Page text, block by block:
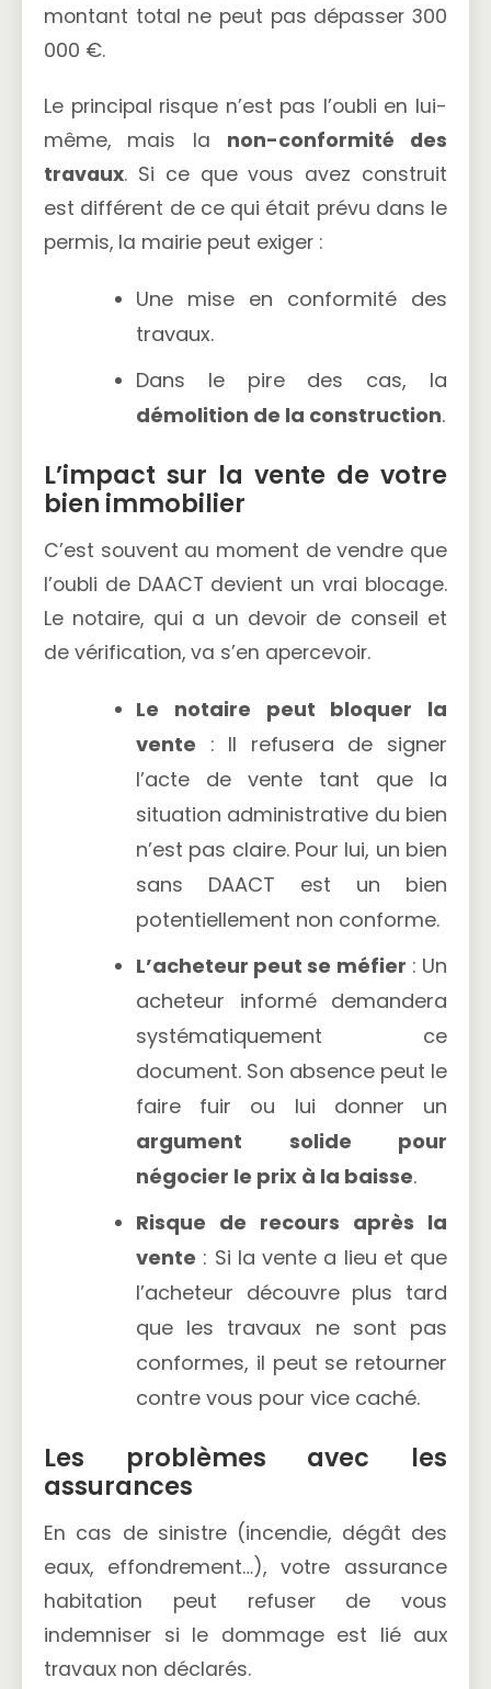
montant total ne peut pas dépasser 300
000 €.
Le principal risque n’est pas l’oubli en lui-
même, mais la non-conformité des
travaux. Si ce que vous avez construit
est différent de ce qui était prévu dans le
permis, la mairie peut exiger :
Une mise en conformité des
travaux.
Dans le pire des cas, la
démolition de la construction.
L’impact sur la vente de votre
bien immobilier
C’est souvent au moment de vendre que
l’oubli de DAACT devient un vrai blocage.
Le notaire, qui a un devoir de conseil et
de vérification, va s’en apercevoir.
Le notaire peut bloquer la
vente : Il refusera de signer
l’acte de vente tant que la
situation administrative du bien
n’est pas claire. Pour lui, un bien
sans DAACT est un bien
potentiellement non conforme.
L’acheteur peut se méfier : Un
acheteur informé demandera
systématiquement ce
document. Son absence peut le
faire fuir ou lui donner un
argument solide pour
négocier le prix à la baisse.
Risque de recours après la
vente : Si la vente a lieu et que
l’acheteur découvre plus tard
que les travaux ne sont pas
conformes, il peut se retourner
contre vous pour vice caché.
Les problèmes avec les
assurances
En cas de sinistre (incendie, dégât des
eaux, effondrement…), votre assurance
habitation peut refuser de vous
indemniser si le dommage est lié aux
travaux non déclarés.